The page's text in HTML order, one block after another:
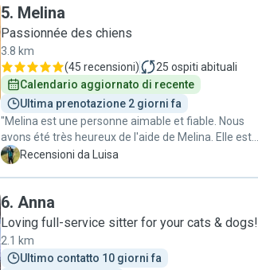
5. Melina
Passionnée des chiens
3.8 km
(45 recensioni) 25 ospiti abituali
Calendario aggiornato di recente
Ultima prenotazione 2 giorni fa
"Melina est une personne aimable et fiable. Nous
avons été très heureux de l'aide de Melina. Elle est
venue plusieurs jours pour promener notre chien et
L Recensioni da Luisa
6. Anna
Loving full-service sitter for your cats & dogs!
2.1 km
Ultimo contatto 10 giorni fa